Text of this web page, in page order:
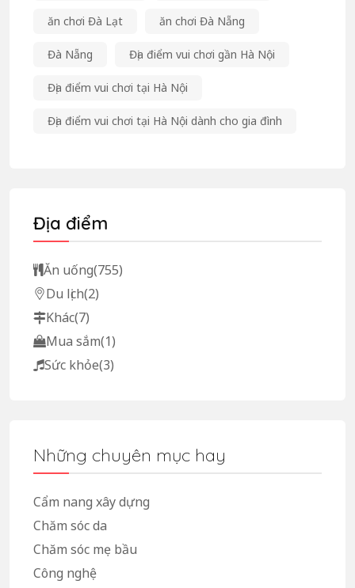
ăn chơi Đà Lạt ăn chơi Đà Nẵng
Đà Nẵng Địa điểm vui chơi gần Hà Nội
Địa điểm vui chơi tại Hà Nội
Địa điểm vui chơi tại Hà Nội dành cho gia đình
Địa điểm
Ăn uống(755)
Du lịch(2)
Khác(7)
Mua sắm(1)
Sức khỏe(3)
Những chuyên mục hay
Cẩm nang xây dựng
Chăm sóc da
Chăm sóc mẹ bầu
Công nghệ